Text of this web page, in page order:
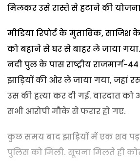
मिलकर उसे रास्ते से हटाने की
मीडिया रिपोर्ट के मुताबिक,
को बहाने से घर से बाहर ले जाया
नदी पुल के पास राष्ट्रीय राजमार्ग-
झाड़ियों की ओर ले जाया गया, जहां
उस की हत्या कर दी गई. वारदात
सभी आरोपी मौके से फरार हो गए.
कुछ समय बाद झाड़ियों में एक शव
पुलिस को मिली. सूचना मिलते ही